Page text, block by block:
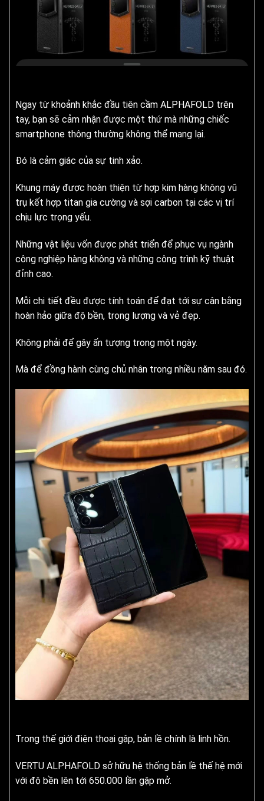
Ngay từ khoảnh khắc đầu tiên cầm ALPHAFOLD trên
tay, bạn sẽ cảm nhận được một thứ mà những chiếc
smartphone thông thường không thể mang lại.
Đó là cảm giác của sự tinh xảo.
Khung máy được hoàn thiện từ hợp kim hàng không vũ
trụ kết hợp titan gia cường và sợi carbon tại các vị trí
chịu lực trọng yếu.
Những vật liệu vốn được phát triển để phục vụ ngành
công nghiệp hàng không và những công trình kỹ thuật
đỉnh cao.
Mỗi chi tiết đều được tính toán để đạt tới sự cân bằng
hoàn hảo giữa độ bền, trọng lượng và vẻ đẹp.
Không phải để gây ấn tượng trong một ngày.
Mà để đồng hành cùng chủ nhân trong nhiều năm sau đó.
Trong thế giới điện thoại gập, bản lề chính là linh hồn.
VERTU ALPHAFOLD sở hữu hệ thống bản lề thế hệ mới
với độ bền lên tới 650.000 lần gập mở.